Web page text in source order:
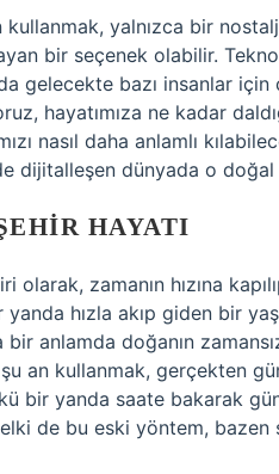
yalnızca bir
bir seçenek olabilir.
gelecekte bazı insanlar
hayatımıza ne kadar
nasıl daha anlamlı
dijitalleşen dünyada o doğal
HAYATI
olarak, zamanın hızına
hızla akıp giden bir
anlamda doğanın
an kullanmak, gerçekten
bir yanda saate bakarak
de bu eski yöntem, bazen